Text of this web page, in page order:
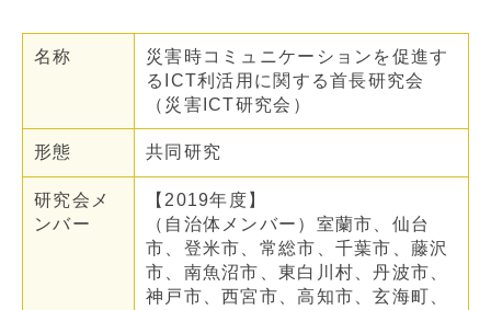
名称
災害時コミュニケーションを促進す
るICT利活用に関する首長研究会
（災害ICT研究会）
形態 共同研究
研究会メ
ンバー
【2019年度】
（自治体メンバー）室蘭市、仙台
市、登米市、常総市、千葉市、藤沢
市、南魚沼市、東白川村、丹波市、
神戸市、西宮市、高知市、玄海町、